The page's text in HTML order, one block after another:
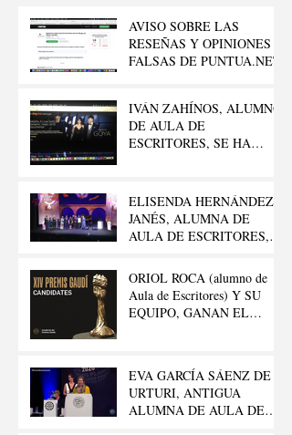
AVISO SOBRE LAS
RESEÑAS Y OPINIONES
FALSAS DE PUNTUA.NET
IVÁN ZAHÍNOS, ALUMNO
DE AULA DE
ESCRITORES, SE HA
DOCUMENTAL”
ELISENDA HERNÁNDEZ
JANÉS, ALUMNA DE
AULA DE ESCRITORES,
LITERARIO FELIPE
TRIGO
ORIOL ROCA (alumno de
Aula de Escritores) Y SU
EQUIPO, GANAN EL
EVA GARCÍA SÁENZ DE
URTURI, ANTIGUA
ALUMNA DE AULA DE